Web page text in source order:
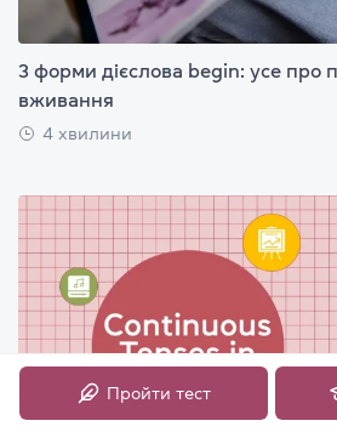
3 форми дієслова begin: усе про
вживання
4 хвилини
Пройти тест